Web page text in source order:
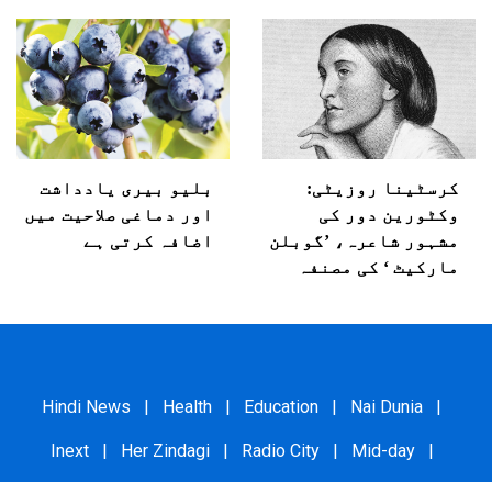
کرسٹینا روزیٹی:
وکٹورین دور کی
مشہور شاعرہ، ’گوبلن
مارکیٹ ‘ کی مصنفہ
بلیو بیری یادداشت
اور دماغی صلاحیت میں
اضافہ کرتی ہے
Hindi News | Health | Education | Nai Dunia |
Inext | Her Zindagi | Radio City | Mid-day |